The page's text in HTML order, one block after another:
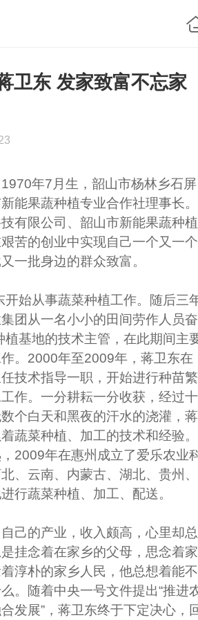
卫东 发家致富不忘家
年7月生，韶山市杨林乡石屏
能果蔬种植专业合作社理事长。
有限公司、韶山市新能果蔬种植
苦的创业中实现自己一个又一个
一批身边的群众致富。
始从事蔬菜种植工作。随后三
团从一名小小的田间劳作人员奋
基地的技术主管，在此期间主
。2000年至2009年，蒋卫东在
技术指导一职，开始进行种苗繁
作。一分耕耘一分收获，经过十
个白天和黑夜的汗水的浇灌，蒋
蔬菜种植、加工的技术和经验。
2009年在惠州成立了爱乐农业
、云南、内蒙古、湖北、贵州、
行蔬菜种植、加工、配送。
的产业，收入颇高，心里却总
挂念着在家乡的父母，思念着家
淳朴的家乡人民，他总想着能不
。随着中央一号文件提出“推进
发展”，蒋卫东终于下定决心，